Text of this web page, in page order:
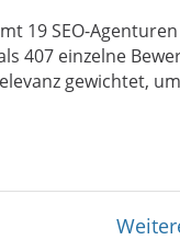
19 SEO-
407 einzelne
gewichtet,